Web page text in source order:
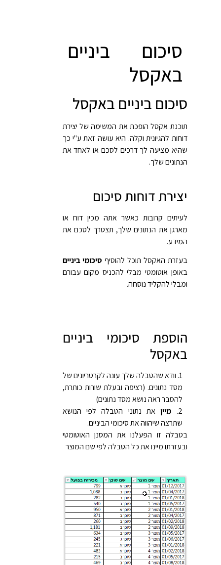
סיכום ביניים
באקסל
סיכום ביניים באקסל
תוכנת אקסל הופכת את המשימה של יצירת
דוחות להגיונית וקלה. היא עושה זאת ע"י כך
שהיא מציעה לך דרכים לסכם או לאחד את
הנתונים שלך.
יצירת דוחות סיכום
לעיתים קרובות כאשר אתה מכין דוח או
מארגן את הנתונים שלך, תצטרך לסכם את
המידע.
בעזרת האקסל תוכל להוסיף סיכומי ביניים
באופן אוטומטי מבלי להכניס מקום עבורם
ומבלי להקליד נוסחה.
הוספת סיכומי ביניים
באקסל
וודא שהטבלה שלך עונה לקרטריונים של
מסד נתונים. (רציפה ובעלת שורות כותרת,
להסבר ראה נושא מסד נתונים)
מייןאת נתוני הטבלה לפי הנושא
שתרצה שיהווה את סיכומי הביניים.
בטבלה זו הפעלנו את המסנן האוטומטי
ובעזרתו מיינו את כל הטבלה לפי שם המוצר